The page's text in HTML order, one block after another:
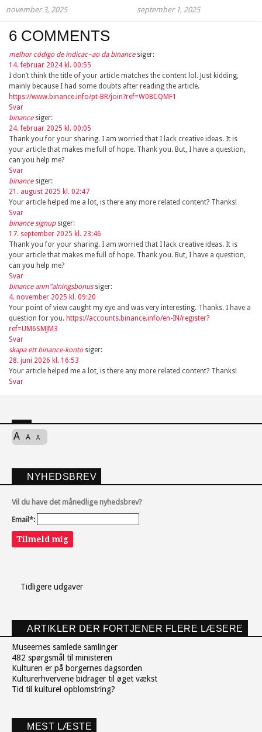
november 3, 2025 september 1, 2025
6 COMMENTS
melhor código de indicac~ao da binance siger:
14. februar 2024 kl. 00:55
I don’t think the title of your article matches the content lol. Just kidding,
mainly because I had some doubts after reading the article.
https://www.binance.info/pt-BR/join?ref=W0BCQMF1
Svar
binance siger:
24. februar 2025 kl. 00:05
Thank you for your sharing. I am worried that I lack creative ideas. It is
your article that makes me full of hope. Thank you. But, I have a question,
can you help me?
Svar
binance siger:
21. august 2025 kl. 02:47
Your article helped me a lot, is there any more related content? Thanks!
Svar
binance signup siger:
17. september 2025 kl. 23:46
Thank you for your sharing. I am worried that I lack creative ideas. It is
your article that makes me full of hope. Thank you. But, I have a question,
can you help me?
Svar
binance anm"alningsbonus siger:
4. november 2025 kl. 09:20
Your point of view caught my eye and was very interesting. Thanks. I have a
question for you. https://accounts.binance.info/en-IN/register?
ref=UM6SMJM3
Svar
skapa ett binance-konto siger:
28. juni 2026 kl. 16:53
Your article helped me a lot, is there any more related content? Thanks!
Svar
A A A
NYHEDSBREV
Vil du have det månedlige nyhedsbrev?
Email*:
Tilmeld mig
Tidligere udgaver
ARTIKLER DER FORTJENER FLERE LÆSERE
Museernes samlede samlinger
482 spørgsmål til ministeren
Kulturen er på borgernes dagsorden
Kulturerhvervene bidrager til øget vækst
Tid til kulturel opblomstring?
MEST LÆSTE